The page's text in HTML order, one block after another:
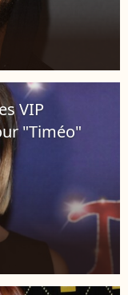
VIP
"Timéo"